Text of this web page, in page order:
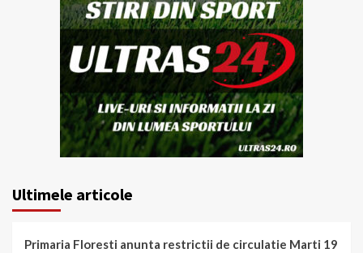
Ultimele articole
Primaria Floresti anunta restrictii de circulatie Marti 19